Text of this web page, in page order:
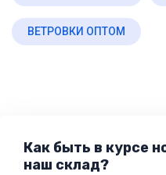
ВЕТРОВКИ ОПТОМ
Как быть в курсе
наш склад?